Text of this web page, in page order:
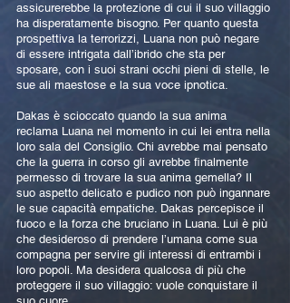
assicurerebbe la protezione di cui il suo villaggio
ha disperatamente bisogno. Per quanto questa
prospettiva la terrorizzi, Luana non può negare
di essere intrigata dall’ibrido che sta per
sposare, con i suoi strani occhi pieni di stelle, le
sue ali maestose e la sua voce ipnotica.
Dakas è scioccato quando la sua anima
reclama Luana nel momento in cui lei entra nella
loro sala del Consiglio. Chi avrebbe mai pensato
che la guerra in corso gli avrebbe finalmente
permesso di trovare la sua anima gemella? Il
suo aspetto delicato e pudico non può ingannare
le sue capacità empatiche. Dakas percepisce il
fuoco e la forza che bruciano in Luana. Lui è più
che desideroso di prendere l’umana come sua
compagna per servire gli interessi di entrambi i
loro popoli. Ma desidera qualcosa di più che
proteggere il suo villaggio: vuole conquistare il